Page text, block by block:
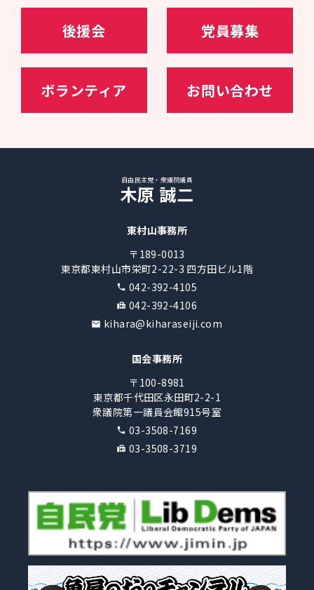
事長代理・政調会長特別補佐
後援会 党員募集
ボランティア お問い合わせ
自由民主党・衆議院議員
木原 誠二
東村山事務所
〒189-0013
東京都東村山市栄町2-22-3 四方田ビル1階
042-392-4105
042-392-4106
kihara@kiharaseiji.com
国会事務所
〒100-8981
東京都千代田区永田町2-2-1
衆議院第一議員会館915号室
03-3508-7169
03-3508-3719